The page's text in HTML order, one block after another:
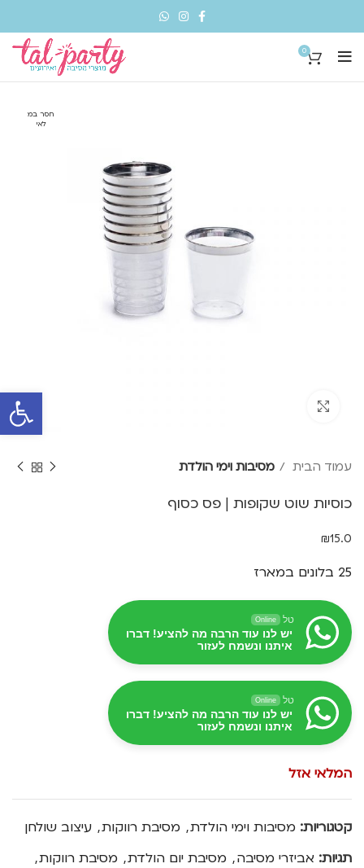
פתח
0
חסר במ
לאי
עמוד הבית מסיבות וימי הולדת
כוסיות שוט שקופות | פס כסוף
₪15.0
25 בלונים במארז
טל Online
יש לנו עוד הרבה מה להציע! דברו
איתנו ונשמח לעזור
טל Online
יש לנו עוד הרבה מה להציע! דברו
איתנו ונשמח לעזור
המלאי אזל
קטגוריות: מסיבות וימי הולדת, מסיבת רווקות, עיצוב שולחן
תגיות: אביזרי מסיבה, מסיבת יום הולדת, מסיבת רווקות,